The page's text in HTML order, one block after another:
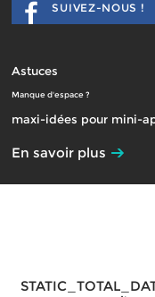
SUIVEZ-NOUS !
Astuces
Manque d'espace ?
maxi-idées pour mini-
En savoir plus